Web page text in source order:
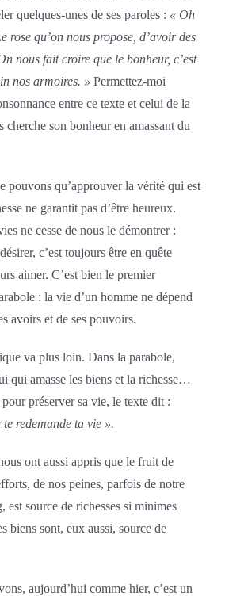
quelques-unes de ses paroles : « Oh
rose qu’on nous propose, d’avoir des
nous fait croire que le bonheur, c’est
nos armoires. » Permettez-moi
entre ce texte et celui de la
cherche son bonheur en amassant du
pouvons qu’approuver la vérité qui est
ne garantit pas d’être heureux.
ne cesse de nous le démontrer :
c’est toujours être en quête
aimer. C’est bien le premier
: la vie d’un homme ne dépend
avoirs et de ses pouvoirs.
va plus loin. Dans la parabole,
qui amasse les biens et la richesse…
préserver sa vie, le texte dit :
redemande ta vie ».
ont aussi appris que le fruit de
de nos peines, parfois de notre
est source de richesses si minimes
biens sont, eux aussi, source de
aujourd’hui comme hier, c’est un